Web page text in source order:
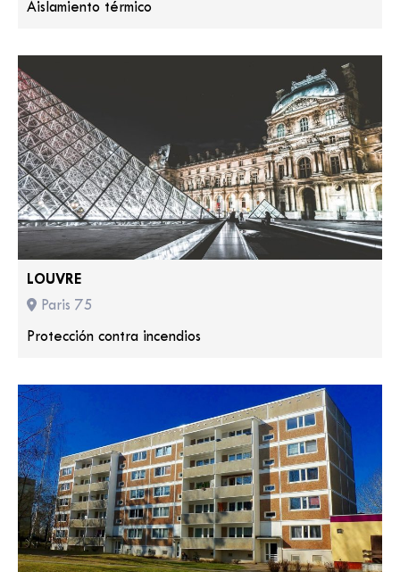
Aislamiento térmico
LOUVRE
Paris 75
Protección contra incendios